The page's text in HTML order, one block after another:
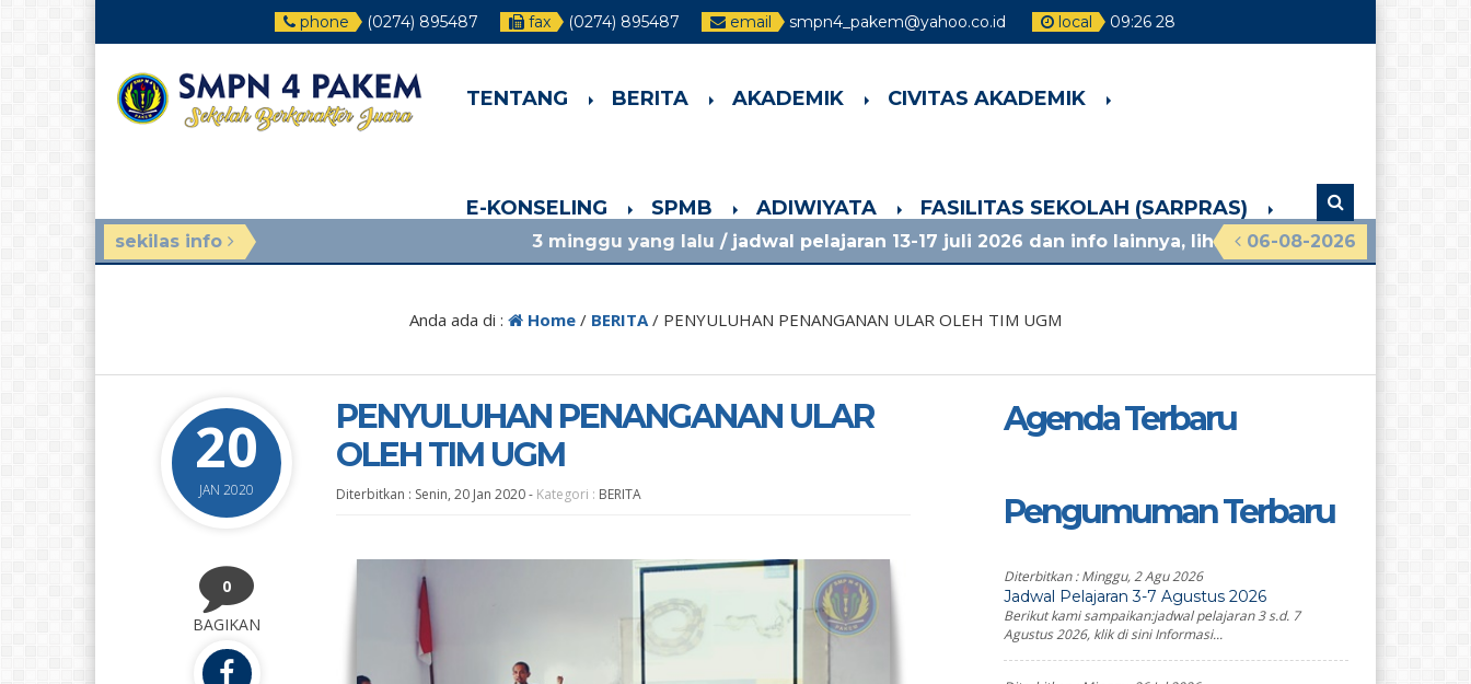
phone (0274) 895487 fax (0274) 895487 email smpn4_pakem@yahoo.co.id local 09:26 29
TENTANG BERITA AKADEMIK CIVITAS AKADEMIK
E-KONSELING SPMB ADIWIYATA FASILITAS SEKOLAH (SARPRAS)
sekilas info 06-08-2026
3 minggu yang lalu/ jadwal pelajaran 13-17 juli 2026 dan info lainnya, lihat pengumuman terbaru!
Anda ada di : Home / BERITA/ PENYULUHAN PENANGANAN ULAR OLEH TIM UGM
20
JAN 2020
PENYULUHAN PENANGANAN ULAR
OLEH TIM UGM
Diterbitkan : Senin, 20 Jan 2020- Kategori : BERITA
0
BAGIKAN
Agenda Terbaru
Pengumuman Terbaru
Diterbitkan :Minggu, 2 Agu 2026
Jadwal Pelajaran 3-7 Agustus 2026
Berikut kami sampaikan:jadwal pelajaran 3 s.d. 7
Agustus 2026, klik di sini Informasi...